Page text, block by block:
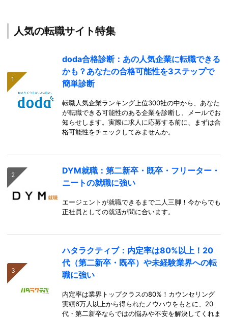
人気の転職サイト特集
doda合格診断：あの人気企業に転職できる
かも？あなたの合格可能性を3ステップで
簡単診断
転職人気企業ランキング上位300社の中から、あなた
が転職できる可能性のある企業を診断し、メールでお
知らせします。実際に求人に応募する前に、まずは合
格可能性をチェックしてみませんか。
DYM就職：第二新卒・既卒・フリーター・
ニートの就職に強い
エージェントが就職できるまで二人三脚！今からでも
正社員としての就活が間に合います。
ハタラクティブ：内定率は80%以上！20
代（第二新卒・既卒）や未経験業界への転
職に強い
内定率は業界トップクラスの80%！カウンセリング
実績6万人以上から得られたノウハウをもとに、20
代・第二新卒ならではの悩みや不安を解決してくれま